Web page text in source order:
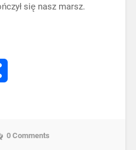
się nasz marsz.
0 Comments